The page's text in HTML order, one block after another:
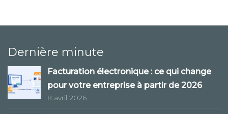
Dernière minute
Facturation électronique : ce qui change
pour votre entreprise à partir de 2026
8 avril 2026